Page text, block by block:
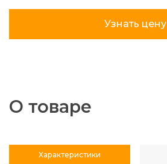
Узнать цену
О товаре
Характеристики